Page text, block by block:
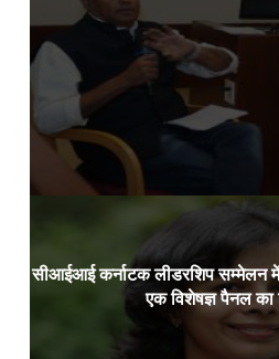
Read
सीआईआई कर्नाटक लीडरशिप सम्मेलन
एक विशेषज्ञ पैनल का
24 जनवरी
डॉ.
Read